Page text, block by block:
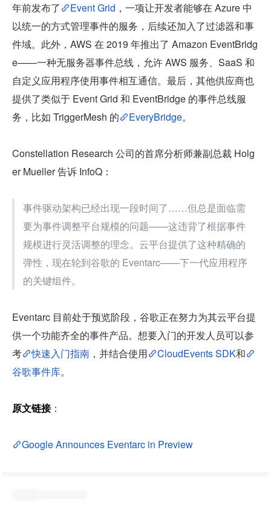
年前发布了
Event Grid ，一项让开发者能够在 Azure 中
以统一的方式管理事件的服务，后续还加入了过滤器和事
件域。此外，AWS 在 2019 年推出了 Amazon EventBridg
e——一种无服务器事件总线，允许 AWS 服务、SaaS 和
自定义应用程序使用事件相互通信。最后，其他供应商也
提供了类似于 Event Grid 和 EventBridge 的事件总线服
务，比如 TriggerMesh 的
EveryBridge。
Constellation Research 公司的首席分析师兼副总裁 Holg
er Mueller 告诉 InfoQ：
事件驱动架构已经出现一段时间了……但总是面临需
要为事件调整平台规模的问题——这违背了根据事件
规模进行灵活调整的理念。云平台提供了这种精确的
弹性，现在轮到谷歌的 Eventarc——下一代应用程序
的关键组件。
Eventarc 目前处于预览阶段，谷歌正在努力为其云平台提
供一个功能齐全的事件产品。想要入门的开发人员可以参
考
快速入门指南 ，并结合使用 CloudEvents SDK和
谷歌事件库。
原文链接：
Google Announces Eventarc in Preview